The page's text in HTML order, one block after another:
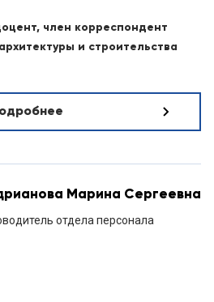
член корреспондент
и строительства
Марина Сергеевна
отдела персонала